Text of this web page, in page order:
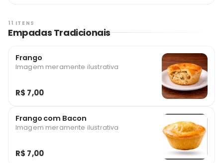
11 ITENS
Empadas Tradicionais
Frango
Imagem meramente ilustrativa
R$ 7,00
Frango com Bacon
Imagem meramente ilustrativa
R$ 7,00